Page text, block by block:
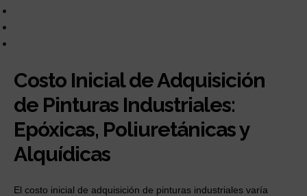
Costo Inicial de Adquisición
de Pinturas Industriales:
Epóxicas, Poliuretánicas y
Alquídicas
El costo inicial de adquisición de pinturas industriales varía